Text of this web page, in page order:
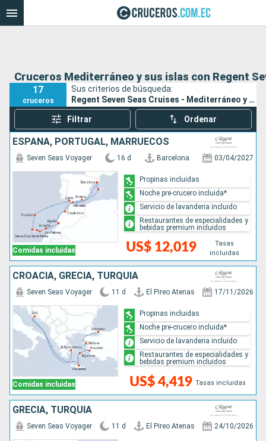
Cruceros Mediterráneo y sus islas con Regent
17
cruceros
Sus criterios de búsqueda:
Regent Seven Seas Cruises - Mediterráneo y sus islas
Filtrar Ordenar
ESPAÑA, PORTUGAL, MARRUECOS
Comidas incluidas
Seven Seas Voyager 16 d Barcelona 03/04/2027
US$ 12,019
Tasas
incluidas
Propinas incluidas
Noche pre-crucero incluida*
Servicio de lavanderia incluido
Restaurantes de especialidades y
bebidas premium incluidos
CROACIA, GRECIA, TURQUÍA
Comidas incluidas
Seven Seas Voyager 11 d El Pireo Atenas 17/11/2026
US$ 4,419 Tasas incluidas
Propinas incluidas
Noche pre-crucero incluida*
Servicio de lavanderia incluido
Restaurantes de especialidades y
bebidas premium incluidos
GRECIA, TURQUÍA
Seven Seas Voyager 11 d El Pireo Atenas 24/10/2026